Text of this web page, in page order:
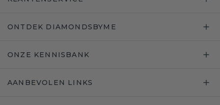
ONTDEK DIAMONDSBYME
ONZE KENNISBANK
AANBEVOLEN LINKS